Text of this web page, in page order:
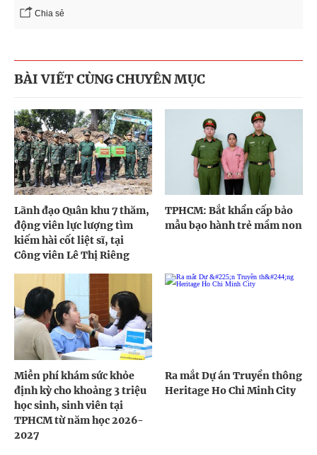
Chia sẻ
BÀI VIẾT CÙNG CHUYÊN MỤC
Lãnh đạo Quân khu 7 thăm,
động viên lực lượng tìm
kiếm hài cốt liệt sĩ, tại
Công viên Lê Thị Riêng
TPHCM: Bắt khẩn cấp bảo
mẫu bạo hành trẻ mầm non
Miễn phí khám sức khỏe
định kỳ cho khoảng 3 triệu
học sinh, sinh viên tại
TPHCM từ năm học 2026-
2027
Ra mắt Dự án Truyền thông
Heritage Ho Chi Minh City